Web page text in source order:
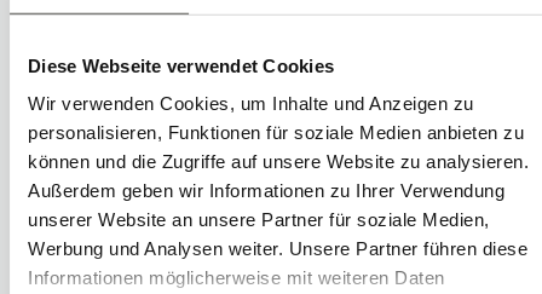
Diese Webseite verwendet Cookies
Wir verwenden Cookies, um Inhalte und Anzeigen zu
personalisieren, Funktionen für soziale Medien anbieten zu
können und die Zugriffe auf unsere Website zu analysieren.
Außerdem geben wir Informationen zu Ihrer Verwendung
unserer Website an unsere Partner für soziale Medien,
Werbung und Analysen weiter. Unsere Partner führen diese
Informationen möglicherweise mit weiteren Daten
éclairage sur les tendances actuelles de
la robotique mobile. Les temps de
pause-déjeuner et de networking ont
été l’occasion d’échanges spécialisés et
de discussions approfondies autour des
coulisses de Robotec.